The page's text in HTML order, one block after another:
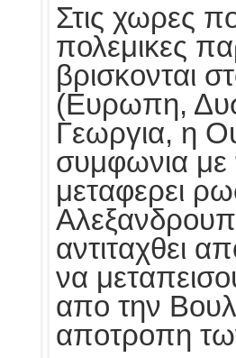
Στις χωρες
πολεμικες
βρισκονται
(Ευρωπη,
Γεωργια, η
συμφωνια με
μεταφερει
αντιταχθει
να
απο την
αποτροπη